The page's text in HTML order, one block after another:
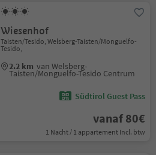
Wiesenhof
Taisten/Tesido, Welsberg-Taisten/Monguelfo-
Tesido,
2.2 km van Welsberg-
Taisten/Monguelfo-Tesido Centrum
Südtirol Guest Pass
vanaf 80€
1 Nacht / 1 appartement Incl. btw